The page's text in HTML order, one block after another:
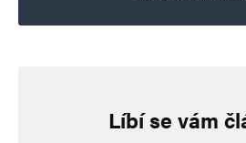
Vaše e-mailová adresa nebude zveřejněna.
Líbí se vám